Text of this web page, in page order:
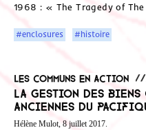
1968 : « The Tragedy of
#enclosures #histoire
Les communs en action
La gestion des biens
anciennes du
Hélène Mulot, 8 juillet 2017.